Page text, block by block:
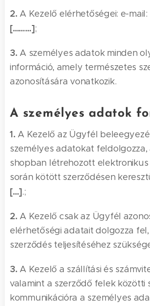
2.A Kezelő elérhetőségei: e-mail:
[………];
3.A személyes adatok minden
információ, amely természetes
azonosítására vonatkozik.
A személyes adatok
1.A Kezelő az Ügyfél
személyes adatokat
shopban létrehozott
során kötött szerződésen
[…].;
2.A Kezelő csak az Ügyfél
elérhetőségi adatait dolgozza
szerződés teljesítéséhez
3.A Kezelő a szállítási és
valamint a szerződő felek közötti
kommunikációra a személyes